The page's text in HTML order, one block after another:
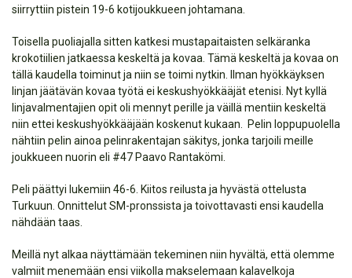
siirryttiin pistein 19-6 kotijoukkueen johtamana.
Toisella puoliajalla sitten katkesi mustapaitaisten selkäranka
krokotiilien jatkaessa keskeltä ja kovaa. Tämä keskeltä ja kovaa on
tällä kaudella toiminut ja niin se toimi nytkin. Ilman hyökkäyksen
linjan jäätävän kovaa työtä ei keskushyökkääjät etenisi. Nyt kyllä
linjavalmentajien opit oli mennyt perille ja väillä mentiin keskeltä
niin ettei keskushyökkääjään koskenut kukaan. Pelin loppupuolella
nähtiin pelin ainoa pelinrakentajan säkitys, jonka tarjoili meille
joukkueen nuorin eli #47 Paavo Rantakömi.
Peli päättyi lukemiin 46-6. Kiitos reilusta ja hyvästä ottelusta
Turkuun. Onnittelut SM-pronssista ja toivottavasti ensi kaudella
nähdään taas.
Meillä nyt alkaa näyttämään tekeminen niin hyvältä, että olemme
valmiit menemään ensi viikolla makselemaan kalavelkoja